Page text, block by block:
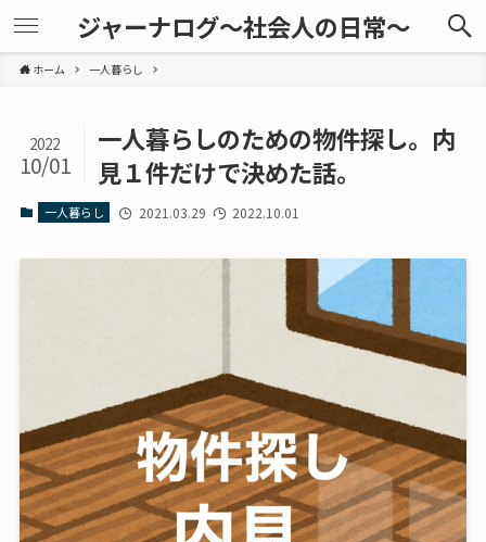
ジャーナログ～社会人の日常～
ホーム 一人暮らし
一人暮らしのための物件探し。内
見１件だけで決めた話。
2022
10/01
一人暮らし 2021.03.29 2022.10.01